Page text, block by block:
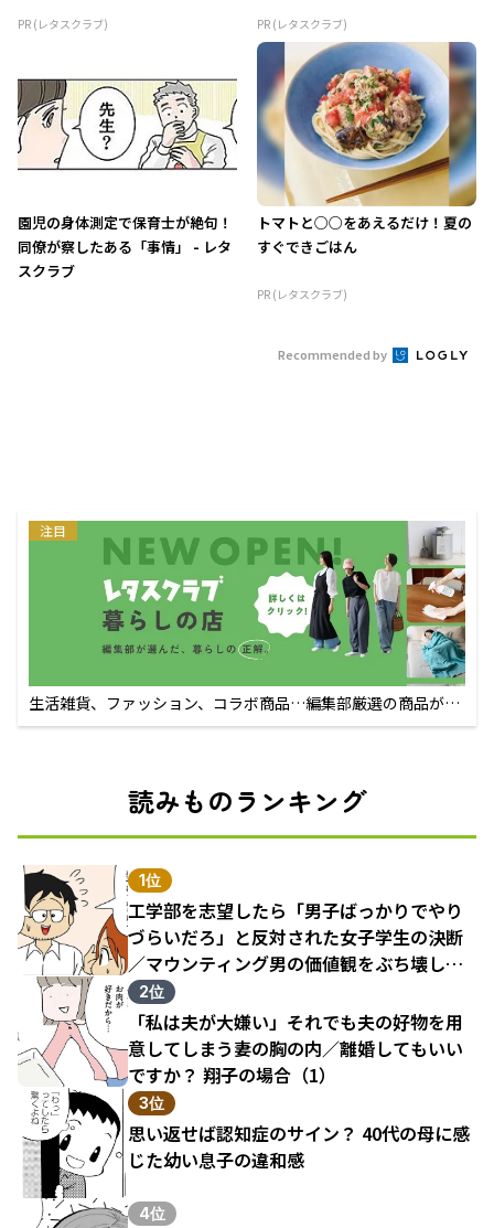
PR (レタスクラブ) PR (レタスクラブ)
園児の身体測定で保育士が絶句！
同僚が察したある「事情」 - レタ
スクラブ
トマトと○○をあえるだけ！夏の
すぐできごはん
PR (レタスクラブ)
Recommended by
注目
生活雑貨、ファッション、コラボ商品…編集部厳選の商品が買
えるECサイト
読みものランキング
1位
工学部を志望したら「男子ばっかりでやり
づらいだろ」と反対された女子学生の決断
／マウンティング男の価値観をぶち壊した
結果（1）
2位
「私は夫が大嫌い」それでも夫の好物を用
意してしまう妻の胸の内／離婚してもいい
ですか？ 翔子の場合（1）
3位
思い返せば認知症のサイン？ 40代の母に感
じた幼い息子の違和感
4位